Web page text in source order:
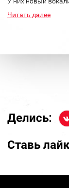
Читать далее
Делись:
Ставь